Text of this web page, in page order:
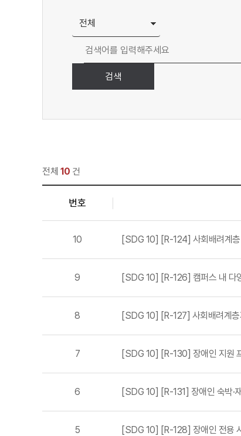
검색
전체 10 건
번호
10 [SDG 10] [R-124] 사회배려계층
9 [SDG 10] [R-126] 캠퍼스 내 다
8 [SDG 10] [R-127] 사회배려계층
7 [SDG 10] [R-130] 장애인 지원
6 [SDG 10] [R-131] 장애인 숙박·
5 [SDG 10] [R-128] 장애인 전용